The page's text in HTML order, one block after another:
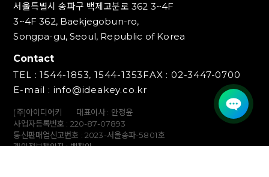
서울특별시 송파구 백제고분로 362 3~4F
3~4F 362, Baekjegobun-ro,
Songpa-gu, Seoul, Republic of Korea
Contact
TEL : 1544-1853, 1544-1353FAX : 02-3447-0700
E-mail : info@ideakey.co.kr
(주)아이디어키
대표이사 : 안정윤
사업자등록번호 : 220‍-87-07893
통신판매업신고번호 : 2023-서울송파-5801호
개인정보책임자 : 백창인